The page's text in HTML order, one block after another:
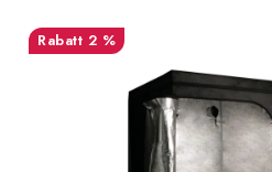
SMARTER GARTEN
2 %